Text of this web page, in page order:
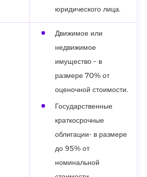
юридического лица.
Движимое или
недвижимое
имущество – в
размере 70% от
оценочной стоимости.
Государственные
краткосрочные
облигации- в размере
до 95% от
номинальной